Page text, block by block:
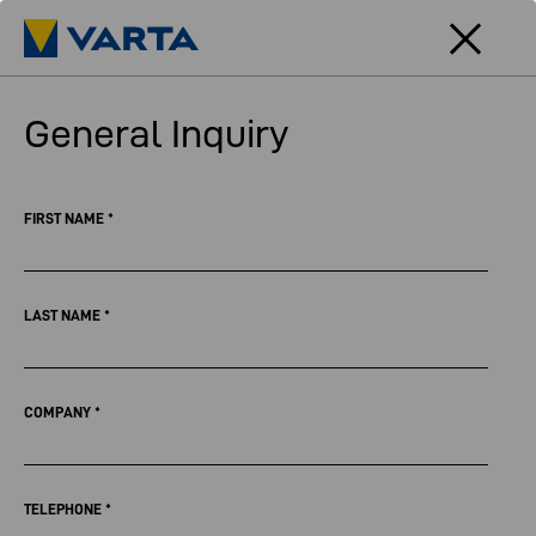
General Inquiry
FIRST NAME *
LAST NAME *
COMPANY *
TELEPHONE *